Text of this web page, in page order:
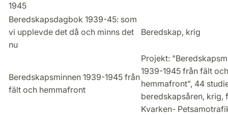
1945
Beredskapsdagbok 1939-45: som
vi upplevde det då och minns det
nu
Beredskap, krig
Beredskapsminnen 1939-1945 från
fält och hemmafront
Projekt:
1939-1945 från fält och
hemmafront", 44
beredskapsåren, krig,
Kvarken-